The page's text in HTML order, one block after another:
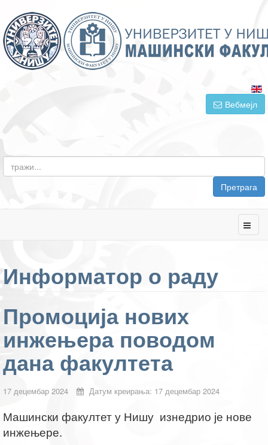
Вебмејл
Претрага
Информатор о раду
Промоција нових
инжењера поводом
дана факултета
17 децембар 2024 Датум креирања: 17 децембар 2024
Машински факултет у Нишу изнедрио је нове
инжењере.